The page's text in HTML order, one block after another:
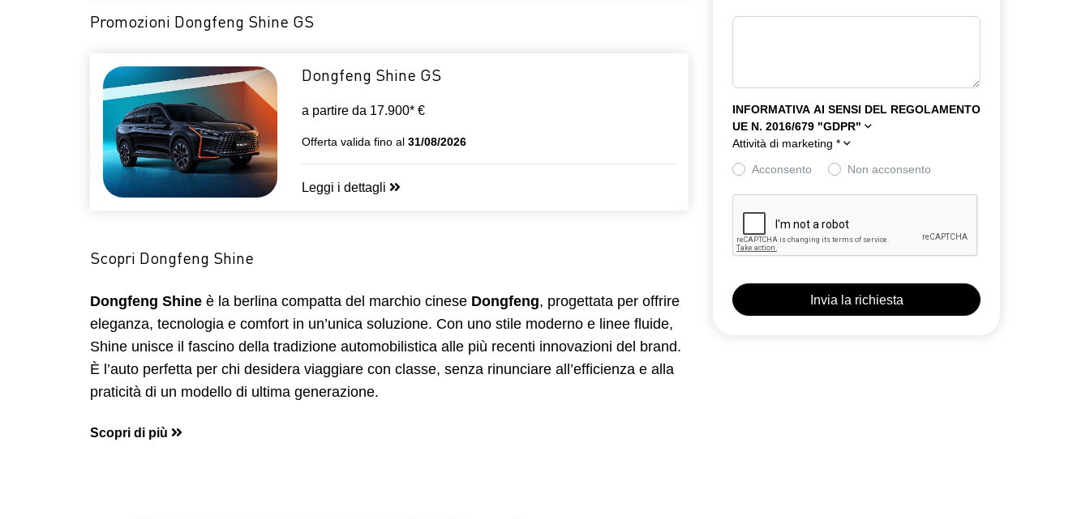
Promozioni Dongfeng Shine GS
Dongfeng Shine GS
a partire da 17.900* €
Offerta valida fino al31/08/2026
Leggi i dettagli
Scopri Dongfeng Shine
Dongfeng Shine è la berlina compatta del marchio cinese Dongfeng, progettata per offrire
eleganza, tecnologia e comfort in un’unica soluzione. Con uno stile moderno e linee fluide,
Shine unisce il fascino della tradizione automobilistica alle più recenti innovazioni del brand.
È l’auto perfetta per chi desidera viaggiare con classe, senza rinunciare all’efficienza e alla
praticità di un modello di ultima generazione.
Scopri di più
INFORMATIVA AI SENSI DEL REGOLAMENTO
UE N. 2016/679 "GDPR"
Attività di marketing *
Acconsento Non acconsento